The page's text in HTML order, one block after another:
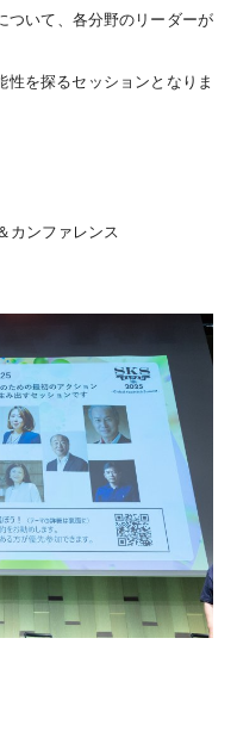
ついて、各分野のリーダーが
を探るセッションとなりま
カンファレンス